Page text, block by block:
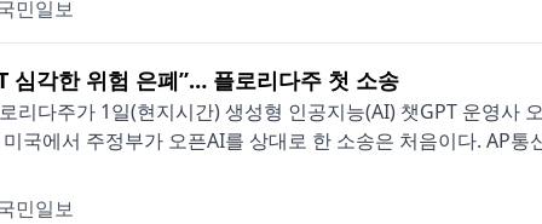
민일보
심각한 위험 은폐”… 플로리다주 첫 소송
리다주가 1일(현지시간) 생성형 인공지능(AI) 챗GPT 운영사
국에서 주정부가 오픈AI를 상대로 한 소송은 처음이다. AP통
민일보